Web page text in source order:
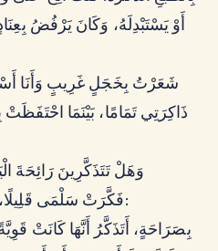
أَوْ يَسْتَبْدِلَهُ، وَكَانَ يَرْفُضُ
شَعَرْتُ بِخَجَلٍ غَرِيبٍ وَأَنَا
ذَاكِرَتِي تَمَامًا، بَيْنَمَا
– وَهَلْ تَتَذَكَّرِينَ رَائِحَةَ
فَكَّرَتْ سَلْمَى قَلِيلًا، ثُمَّ أَجَابَتْ بِصِدْقٍ لَمْ أَتَوَقَّعْهُ: